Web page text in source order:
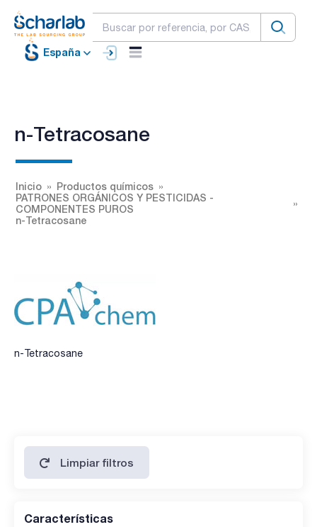
España
n-Tetracosane
Inicio
Productos químicos
PATRONES ORGÁNICOS Y PESTICIDAS -
COMPONENTES PUROS
n-Tetracosane
n-Tetracosane
Limpiar filtros
Características